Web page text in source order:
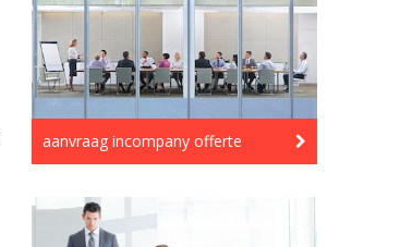
aanvraag incompany offerte